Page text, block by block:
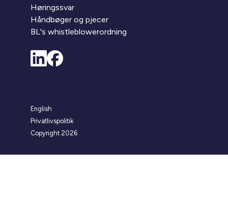
Høringssvar
Håndbøger og pjecer
BL's whistleblowerordning
English
Privatlivspolitik
Copyright 2026